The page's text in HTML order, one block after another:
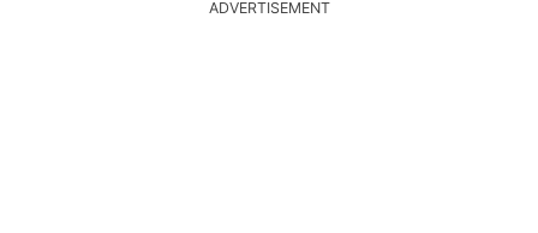
ADVERTISEMENT